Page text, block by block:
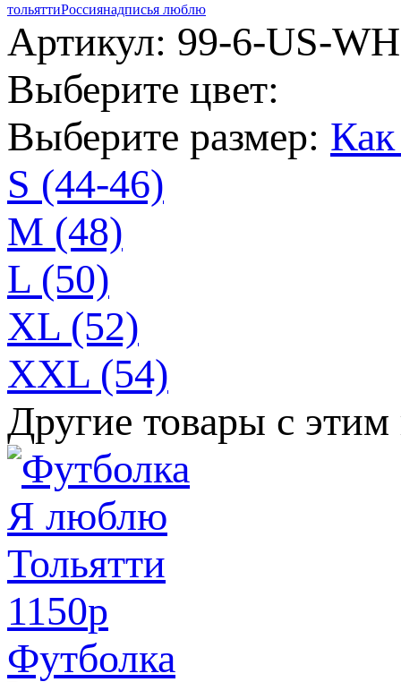
тольяттиРоссиянадписья люблю
Артикул: 99-6-US-WH
Выберите цвет:
Выберите размер:
S (44-46)
M (48)
L (50)
XL (52)
XXL (54)
Другие товары с
1150p
Футболка